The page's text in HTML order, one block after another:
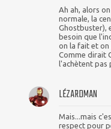
Ah ah, alors
normale, la
Ghostbuster),
besoin que
on la fait et on
Comme dirait
l'achètent pas
LÉZARDMAN
Mais...mais
respect pour